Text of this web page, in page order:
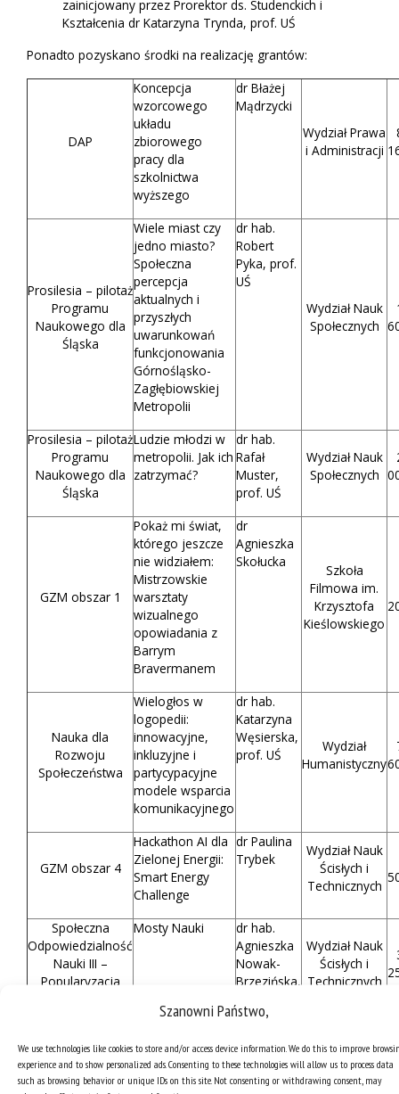
Szanowni Państwo,
We use technologies like cookies to store and/or access device information. We do this to improve
experience and to show personalized ads. Consenting to these technologies will allow us to process data
such as browsing behavior or unique IDs on this site. Not consenting or withdrawing consent, may
zainicjowany przez Prorektor ds. Studenckich i
Kształcenia dr Katarzyna Trynda, prof. UŚ
Ponadto pozyskano środki na realizację grantów:
DAP
Koncepcja
wzorcowego
układu
zbiorowego
pracy dla
szkolnictwa
wyższego
dr Błażej
Mądrzycki
Wydział Prawa
i Administracji
Prosilesia – pilotaż
Programu
Naukowego dla
Śląska
Wiele miast czy
jedno miasto?
Społeczna
percepcja
aktualnych i
przyszłych
uwarunkowań
funkcjonowania
Górnośląsko-
Zagłębiowskiej
Metropolii
dr hab.
Robert
Pyka, prof.
UŚ
Wydział Nauk
Społecznych
Prosilesia – pilotaż
Programu
Naukowego dla
Śląska
Ludzie młodzi w
metropolii. Jak ich
zatrzymać?
dr hab.
Rafał
Muster,
prof. UŚ
Wydział Nauk
Społecznych
GZM obszar 1
Pokaż mi świat,
którego jeszcze
nie widziałem:
Mistrzowskie
warsztaty
wizualnego
opowiadania z
Barrym
Bravermanem
dr
Agnieszka
Skołucka
Szkoła
Filmowa im.
Krzysztofa
Kieślowskiego
Nauka dla
Rozwoju
Społeczeństwa
Wielogłos w
logopedii:
innowacyjne,
inkluzyjne i
partycypacyjne
modele wsparcia
komunikacyjnego
dr hab.
Katarzyna
Węsierska,
prof. UŚ
Wydział
Humanistyczny
GZM obszar 4
Hackathon AI dla
Zielonej Energii:
Smart Energy
Challenge
dr Paulina
Trybek
Wydział Nauk
Ścisłych i
Technicznych
Społeczna
Odpowiedzialność
Nauki III –
Popularyzacja
Mosty Nauki
dr hab.
Agnieszka
Nowak-
Brzezińska,
Wydział Nauk
Ścisłych i
Technicznych
Społeczna
Odpowiedzialność
udostępnienie
artykułów
naukowych z lat
Drabek